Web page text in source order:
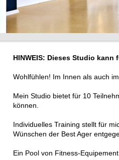
HINWEIS: Dieses Studio
Wohlfühlen! Im Innen als auch
Mein Studio bietet für 10
können.
Individuelles Training stellt für
Wünschen der Best Ager
Ein Pool von Fitness-